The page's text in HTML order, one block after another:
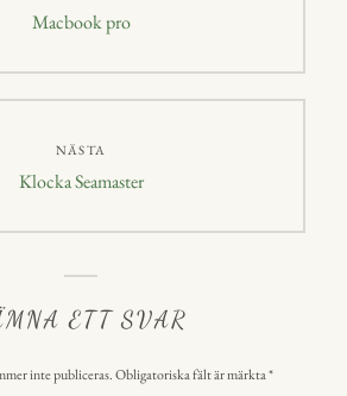
Föregående
Macbook pro
NÄSTA
Nästa
Klocka Seamaster
ETT SVAR
inte publiceras.Obligatoriska fält är märkta*